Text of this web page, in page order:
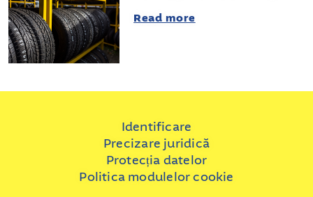
Read more
Identificare
Precizare juridică
Protecția datelor
Politica modulelor cookie